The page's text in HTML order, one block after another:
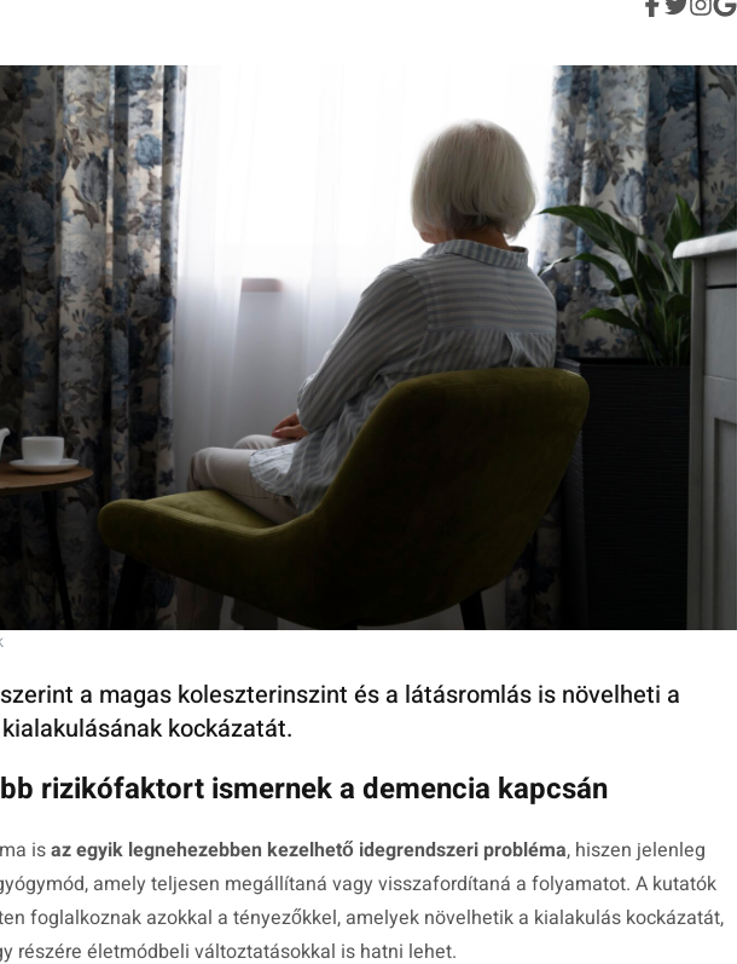
a magas koleszterinszint és a látásromlás is növelheti a
kockázatát.
rizikófaktort ismernek a demencia kapcsán
ma isaz egyik legnehezebben kezelhető idegrendszeri probléma, hiszen jelenleg
amely teljesen megállítaná vagy visszafordítaná a folyamatot. A kutatók
foglalkoznak azokkal a tényezőkkel, amelyek növelhetik a kialakulás kockázatát,
részére életmódbeli változtatásokkal is hatni lehet.